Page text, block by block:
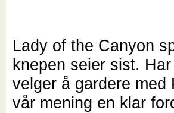
Lady of the Canyon
knepen seier sist.
velger å gardere
vår mening en klar